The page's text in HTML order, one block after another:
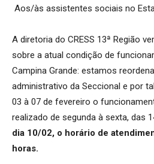
Aos/às assistentes sociais no
A diretoria do CRESS 13ª Região
sobre a atual condição de
Campina Grande: estamos
administrativo da Seccional e por
03 à 07 de fevereiro o
realizado de segunda à sexta, das
dia 10/02, o horário de
horas.